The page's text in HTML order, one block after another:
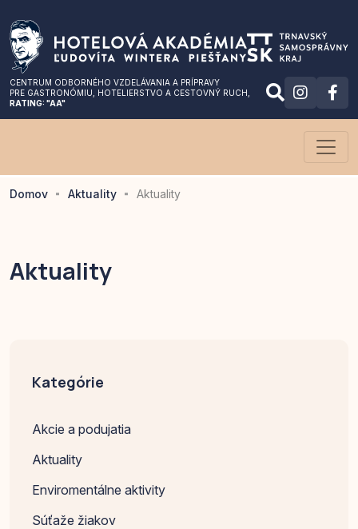
CENTRUM ODBORNÉHO VZDELÁVANIA A PRÍPRAVY
PRE GASTRONÓMIU , HOTELIERSTVO A CESTOVNÝ RUCH,
RATING: "AA"
Domov Aktuality Aktuality
Aktuality
Kategórie
Akcie a podujatia
Aktuality
Enviromentálne aktivity
Súťaže žiakov